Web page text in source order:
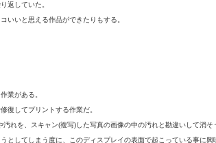
返していた。
いいと思える作品ができたりもする。
業がある。
復してプリントする作業だ。
れを、スキャン(複写)した写真の画像の中の汚れと勘違いして消そ
してしまう度に、このディスプレイの表面で起こっている事に興